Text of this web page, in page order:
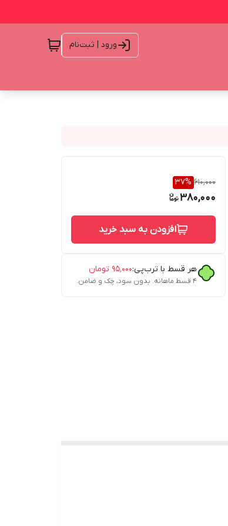
ورود | ثبت‌نام
610,000
37%
380,000
افزودن به سبد خرید
هر قسط با ترب‌پی:۹۵٬۰۰۰ تومان
۴ قسط ماهانه. بدون سود، چک و ضامن.